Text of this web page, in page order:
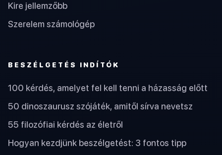
Kire jellemzőbb
Szerelem számológép
BESZÉLGETÉS INDÍTÓK
100 kérdés, amelyet fel kell tenni a házasság előtt
50 dinoszaurusz szójáték, amitől sírva nevetsz
55 filozófiai kérdés az életről
Hogyan kezdjünk beszélgetést: 3 fontos tipp